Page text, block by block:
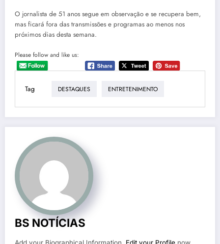
O jornalista de 51 anos segue em observação e se recupera bem,
mas ficará fora das transmissões e programas ao menos nos
próximos dias desta semana.
Please follow and like us:
Tag DESTAQUES ENTRETENIMENTO
BS NOTÍCIAS